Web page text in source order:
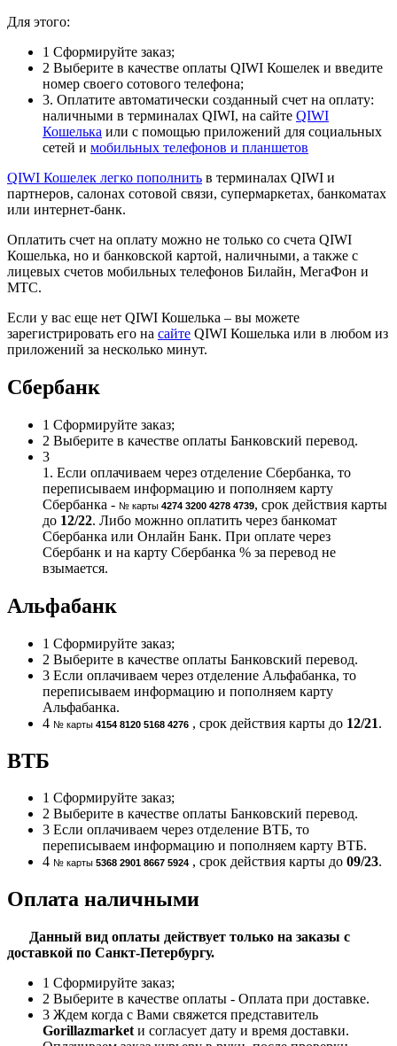
Для этого:
1 Сформируйте заказ;
2 Выберите в качестве оплаты QIWI Кошелек и введите
номер своего сотового телефона;
3. Оплатите автоматически созданный счет на оплату:
наличными в терминалах QIWI, на сайте QIWI
Кошелька или с помощью приложений для социальных
сетей и мобильных телефонов и планшетов
QIWI Кошелек легко пополнить в терминалах QIWI и
партнеров, салонах сотовой связи, супермаркетах, банкоматах
или интернет-банк.
Оплатить счет на оплату можно не только со счета QIWI
Кошелька, но и банковской картой, наличными, а также с
лицевых счетов мобильных телефонов Билайн, МегаФон и
МТС.
Если у вас еще нет QIWI Кошелька – вы можете
зарегистрировать его на сайте QIWI Кошелька или в любом из
приложений за несколько минут.
Сбербанк
1 Сформируйте заказ;
2 Выберите в качестве оплаты Банковский перевод.
3
1. Если оплачиваем через отделение Сбербанка, то
переписываем информацию и пополняем карту
Сбербанка - № карты 4274 3200 4278 4739, срок действия карты
до 12/22. Либо можнно оплатить через банкомат
Сбербанка или Онлайн Банк. При оплате через
Сбербанк и на карту Сбербанка % за перевод не
взымается.
Альфабанк
1 Сформируйте заказ;
2 Выберите в качестве оплаты Банковский перевод.
3 Если оплачиваем через отделение Альфабанка, то
переписываем информацию и пополняем карту
Альфабанка.
4 № карты 4154 8120 5168 4276 , срок действия карты до 12/21.
ВТБ
1 Сформируйте заказ;
2 Выберите в качестве оплаты Банковский перевод.
3 Если оплачиваем через отделение ВТБ, то
переписываем информацию и пополняем карту ВТБ.
4 № карты 5368 2901 8667 5924 , срок действия карты до 09/23.
Оплата наличными
Данный вид оплаты действует только на заказы с
доставкой по Санкт-Петербургу.
1 Сформируйте заказ;
2 Выберите в качестве оплаты - Оплата при доставке.
3 Ждем когда с Вами свяжется представитель
Gorillazmarket и согласует дату и время доставки.